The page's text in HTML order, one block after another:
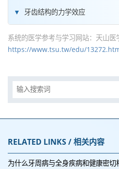
牙齿结构的力学效应
系统的医学参考与学习网站：天山医
https://www.tsu.tw/edu/
RELATED LINKS / 相关内容
为什么牙周病与全身疾病和健康密切